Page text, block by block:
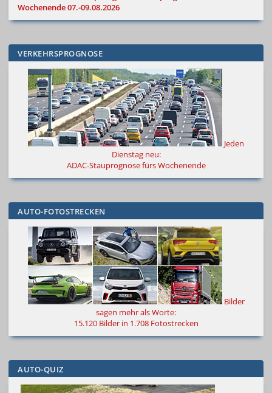
Wochenende 07.-09.08.2026
VERKEHRSPROGNOSE
Jeden
Dienstag neu:
ADAC-Stauprognose fürs Wochenende
AUTO-FOTOSTRECKEN
Bilder
sagen mehr als Worte:
15.120 Bilder in 1.708 Fotostrecken
AUTO-QUIZ